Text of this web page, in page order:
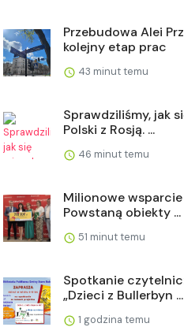
Przebudowa Alei
kolejny etap prac
43 minut temu
Sprawdziliśmy, jak
Polski z Rosją. ...
46 minut temu
Milionowe
Powstaną obiekty ...
51 minut temu
Spotkanie
„Dzieci z Bullerbyn ...
1 godzina temu